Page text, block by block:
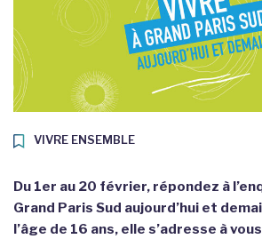
VIVRE ENSEMBLE
Du 1er au 20 février, répondez à
Grand Paris Sud aujourd’hui et
l’âge de 16 ans, elle s’adresse à